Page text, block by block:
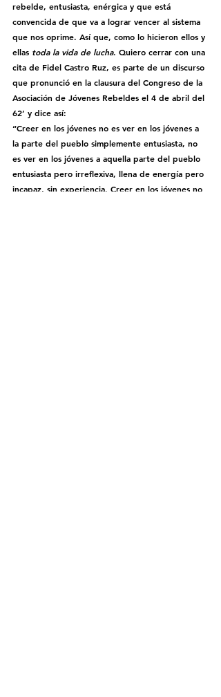
rebelde, entusiasta, enérgica y que está
convencida de que va a lograr vencer al sistema
que nos oprime. Así que, como lo hicieron ellos y
ellas toda la vida de lucha. Quiero cerrar con una
cita de Fidel Castro Ruz, es parte de un discurso
que pronunció en la clausura del Congreso de la
Asociación de Jóvenes Rebeldes el 4 de abril del
62’ y dice así:
“Creer en los jóvenes no es ver en los jóvenes a
la parte del pueblo simplemente entusiasta, no
es ver en los jóvenes a aquella parte del pueblo
entusiasta pero irreflexiva, llena de energía pero
incapaz, sin experiencia. Creer en los jóvenes no